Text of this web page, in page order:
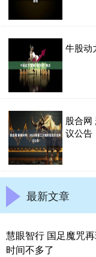
牛股动
股合网
议公告
最新文章
慧眼智行 国足魔咒
时间不多了